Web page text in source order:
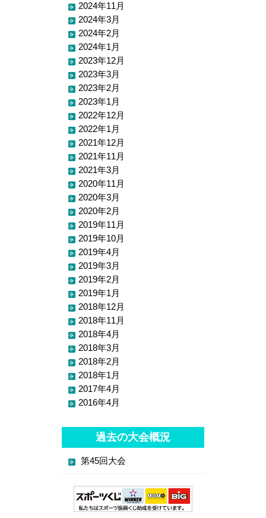
2024年11月
2024年3月
2024年2月
2024年1月
2023年12月
2023年3月
2023年2月
2023年1月
2022年12月
2022年1月
2021年12月
2021年11月
2021年3月
2020年11月
2020年3月
2020年2月
2019年11月
2019年10月
2019年4月
2019年3月
2019年2月
2019年1月
2018年12月
2018年11月
2018年4月
2018年3月
2018年2月
2018年1月
2017年4月
2016年4月
過去の大会概況
第45回大会